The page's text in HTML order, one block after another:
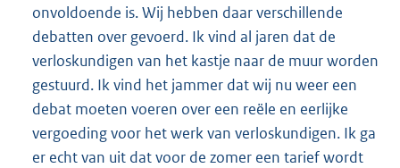
onvoldoende is. Wij hebben daar verschillende
debatten over gevoerd. Ik vind al jaren dat de
verloskundigen van het kastje naar de muur worden
gestuurd. Ik vind het jammer dat wij nu weer een
debat moeten voeren over een reële en eerlijke
vergoeding voor het werk van verloskundigen. Ik ga
er echt van uit dat voor de zomer een tarief wordt